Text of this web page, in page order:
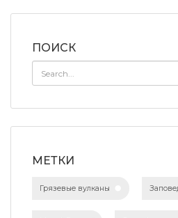
ПОИСК
МЕТКИ
Грязевые вулканы